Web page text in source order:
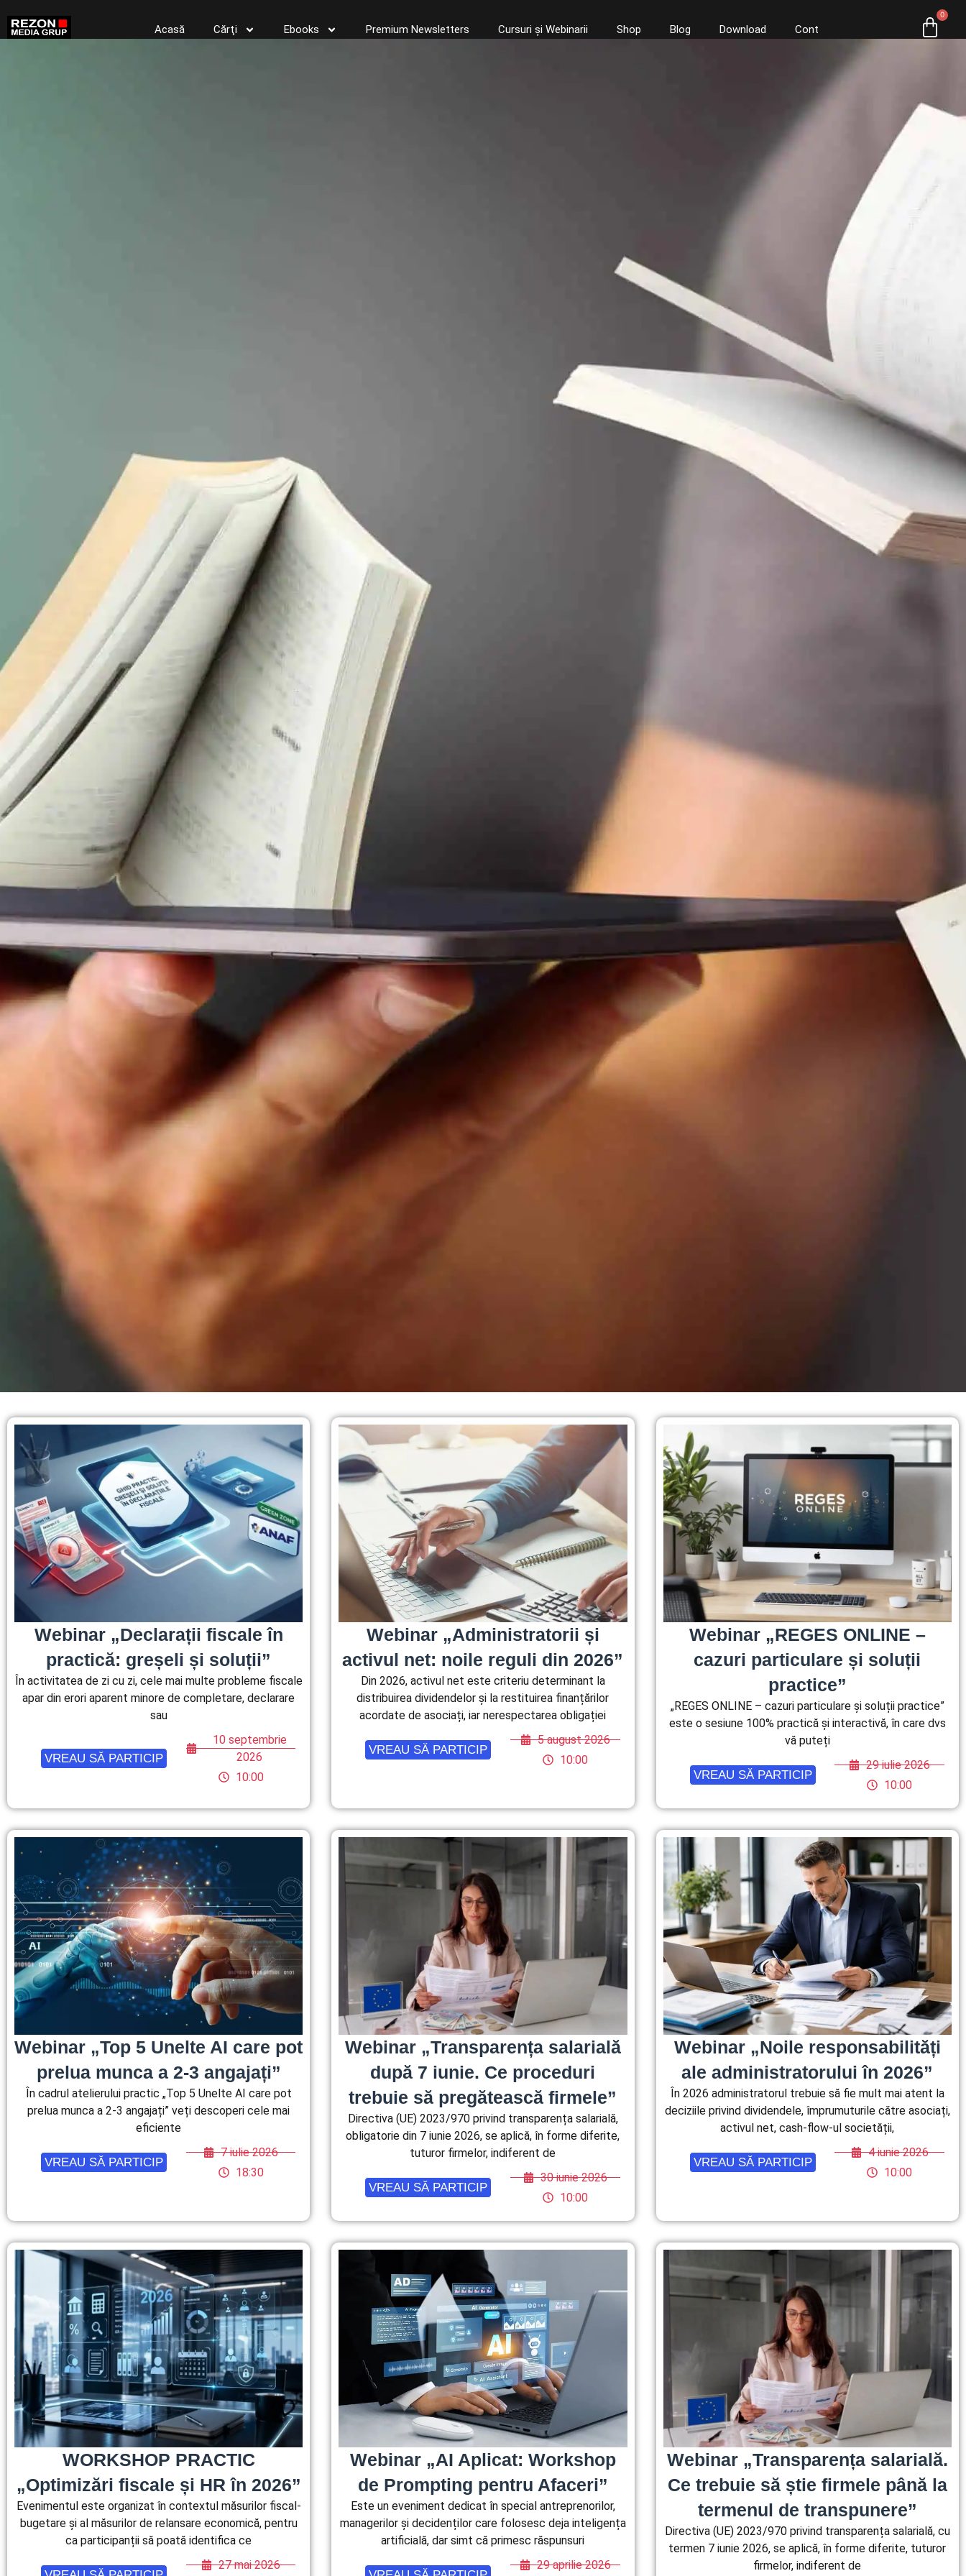
Acasă Cărţi Ebooks Premium Newsletters Cursuri și Webinarii Shop Blog Download Cont
0
Webinar „Declarații fiscale în
practică: greșeli și soluții”
În activitatea de zi cu zi, cele mai multe probleme fiscale
apar din erori aparent minore de completare, declarare
sau
10 septembrie
2026
10:00
VREAU SĂ PARTICIP
Webinar „Administratorii și
activul net: noile reguli din 2026”
Din 2026, activul net este criteriu determinant la
distribuirea dividendelor și la restituirea finanțărilor
acordate de asociați, iar nerespectarea obligației
5 august 2026
10:00
VREAU SĂ PARTICIP
Webinar „REGES ONLINE –
cazuri particulare și soluții
practice”
„REGES ONLINE – cazuri particulare și soluții practice”
este o sesiune 100% practică și interactivă, în care dvs
vă puteți
29 iulie 2026
10:00
VREAU SĂ PARTICIP
Webinar „Top 5 Unelte AI care pot
prelua munca a 2-3 angajați”
În cadrul atelierului practic „Top 5 Unelte AI care pot
prelua munca a 2-3 angajați” veți descoperi cele mai
eficiente
7 iulie 2026
18:30
VREAU SĂ PARTICIP
Webinar „Transparența salarială
după 7 iunie. Ce proceduri
trebuie să pregătească firmele”
Directiva (UE) 2023/970 privind transparența salarială,
obligatorie din 7 iunie 2026, se aplică, în forme diferite,
tuturor firmelor, indiferent de
30 iunie 2026
10:00
VREAU SĂ PARTICIP
Webinar „Noile responsabilități
ale administratorului în 2026”
În 2026 administratorul trebuie să fie mult mai atent la
deciziile privind dividendele, împrumuturile către asociați,
activul net, cash-flow-ul societății,
4 iunie 2026
10:00
VREAU SĂ PARTICIP
WORKSHOP PRACTIC
„Optimizări fiscale și HR în 2026”
Evenimentul este organizat în contextul măsurilor fiscal-
bugetare și al măsurilor de relansare economică, pentru
ca participanții să poată identifica ce
27 mai 2026
Webinar „AI Aplicat: Workshop
de Prompting pentru Afaceri”
Este un eveniment dedicat în special antreprenorilor,
managerilor și decidenților care folosesc deja inteligența
artificială, dar simt că primesc răspunsuri
29 aprilie 2026
Webinar „Transparența salarială.
Ce trebuie să știe firmele până la
termenul de transpunere”
Directiva (UE) 2023/970 privind transparența salarială, cu
termen 7 iunie 2026, se aplică, în forme diferite, tuturor
firmelor, indiferent de